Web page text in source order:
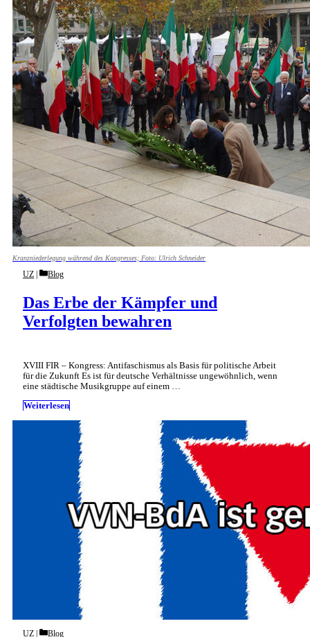
Kranzniederlegung während des Kongresses; Foto: Ulrich Schneider
Das Erbe der Kämpfer und
Verfolgten bewahren
UZ Categories
Blog
XVIII FIR – Kongress: Antifaschismus als Basis für politische Arbeit
für die Zukunft Es ist für deutsche Verhältnisse ungewöhnlich, wenn
eine städtische Musikgruppe auf einem …
Weiterlesen
UZ Categories
Blog